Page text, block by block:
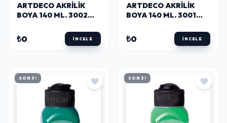
ARTDECO AKRILIK
BOYA 140 ML. 3002
₺0 İNCELE
ARTDECO AKRILIK
BOYA 140 ML. 3001
₺0 İNCELE
SON 3! SON 3!